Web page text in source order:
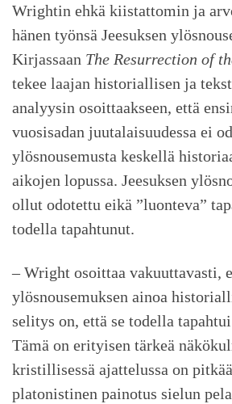
Wrightin ehkä kiistattomin ja
hänen työnsä Jeesuksen
Kirjassaan The Resurrection of
tekee laajan historiallisen ja
analyysin osoittaakseen, että
vuosisadan juutalaisuudessa ei
ylösnousemusta keskellä
aikojen lopussa. Jeesuksen
ollut odotettu eikä ”luonteva”
todella tapahtunut.
– Wright osoittaa vakuuttavasti,
ylösnousemuksen ainoa
selitys on, että se todella
Tämä on erityisen tärkeä
kristillisessä ajattelussa on
platonistinen painotus sielun